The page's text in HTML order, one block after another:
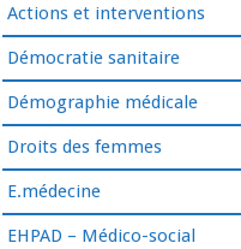
Actions et interventions
Démocratie sanitaire
Démographie médicale
Droits des femmes
E.médecine
EHPAD – Médico-social